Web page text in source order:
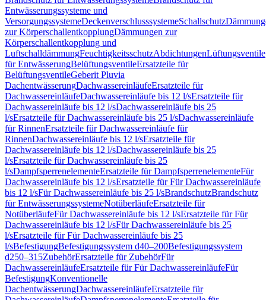
Entwässerungssysteme und
VersorgungssystemeDeckenverschlusssystemeSchallschutz
zur KörperschallentkopplungDämmungen zur
Körperschallentkopplung und
LuftschalldämmungFeuchtigkeitsschutzAbdichtungenLüftungsventile
für EntwässerungBelüftungsventileErsatzteile für
BelüftungsventileGeberit Pluvia
DachentwässerungDachwassereinläufeErsatzteile für
DachwassereinläufeDachwassereinläufe bis 12 l/sErsatzteile für
Dachwassereinläufe bis 12 l/sDachwassereinläufe bis 25
l/sErsatzteile für Dachwassereinläufe bis 25 l/sDachwassereinläufe
für RinnenErsatzteile für Dachwassereinläufe für
RinnenDachwassereinläufe bis 12 l/sErsatzteile für
Dachwassereinläufe bis 12 l/sDachwassereinläufe bis 25
l/sErsatzteile für Dachwassereinläufe bis 25
l/sDampfsperrenelementeErsatzteile für DampfsperrenelementeFür
Dachwassereinläufe bis 12 l/sErsatzteile für Für Dachwassereinläufe
bis 12 l/sFür Dachwassereinläufe bis 25 l/sBrandschutzBrandschutz
für EntwässerungssystemeNotüberläufeErsatzteile für
NotüberläufeFür Dachwassereinläufe bis 12 l/sErsatzteile für Für
Dachwassereinläufe bis 12 l/sFür Dachwassereinläufe bis 25
l/sErsatzteile für Für Dachwassereinläufe bis 25
l/sBefestigungBefestigungssystem d40–200Befestigungssystem
d250–315ZubehörErsatzteile für ZubehörFür
DachwassereinläufeErsatzteile für Für DachwassereinläufeFür
BefestigungKonventionelle
DachentwässerungDachwassereinläufeErsatzteile für